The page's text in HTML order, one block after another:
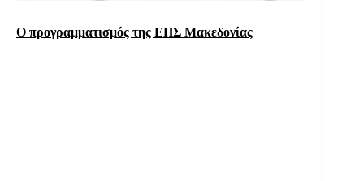
Ο προγραμματισμός της ΕΠΣ Μακεδονίας